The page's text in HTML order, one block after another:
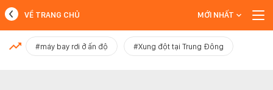
MỚI NHẤT
VỀ TRANG CHỦ MỚI NHẤT
#máy bay rơi ở ấn độ #Xung đột tại Trung Đông